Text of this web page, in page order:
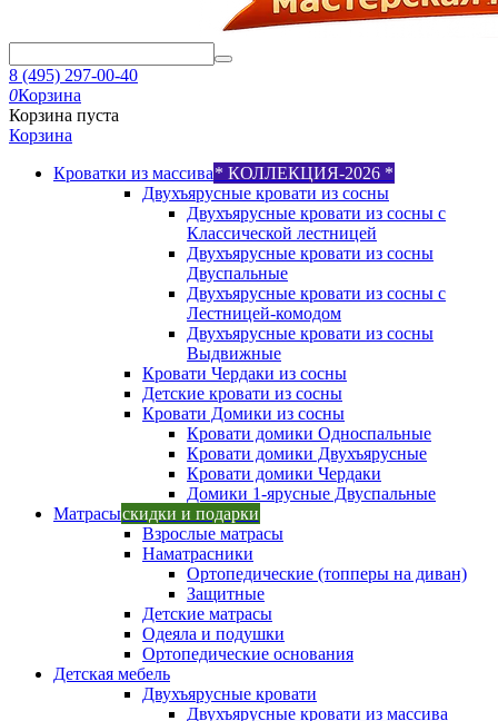
8 (495) 297-00-40
0Корзина
Корзина пуста
Корзина
Кроватки из массива* КОЛЛЕКЦИЯ-2026 *
Двухъярусные кровати из сосны
Двухъярусные кровати из сосны с
Классической лестницей
Двухъярусные кровати из сосны
Двуспальные
Двухъярусные кровати из сосны с
Лестницей-комодом
Двухъярусные кровати из сосны
Выдвижные
Кровати Чердаки из сосны
Детские кровати из сосны
Кровати Домики из сосны
Кровати домики Односпальные
Кровати домики Двухъярусные
Кровати домики Чердаки
Домики 1-ярусные Двуспальные
Матрасыскидки и подарки
Взрослые матрасы
Наматрасники
Ортопедические (топперы на диван)
Защитные
Детские матрасы
Одеяла и подушки
Ортопедические основания
Детская мебель
Двухъярусные кровати
Двухъярусные кровати из массива